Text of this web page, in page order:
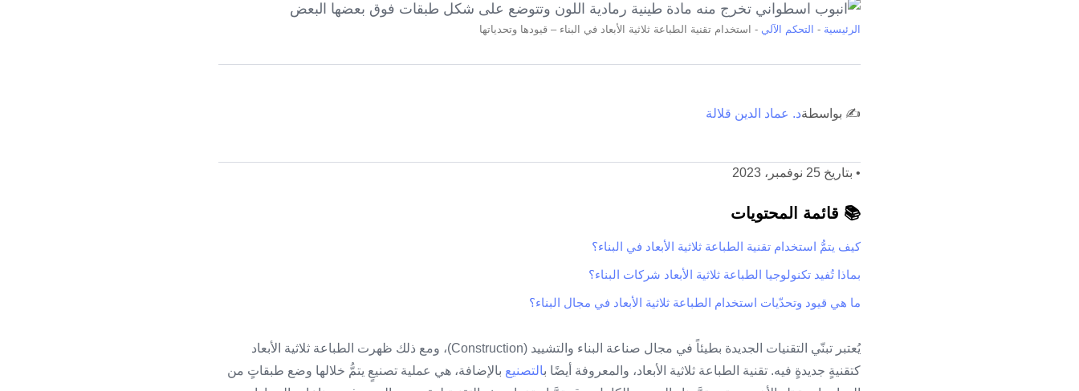
الرئيسية - التحكم الآلي - استخدام تقنية الطباعة ثلاثية الأبعاد في البناء – قيودها وتحدياتها
✍️ بواسطةد. عماد الدين قلالة
• بتاريخ 25 نوفمبر، 2023
📚 قائمة المحتويات
كيف يتمُّ استخدام تقنية الطباعة ثلاثية الأبعاد في البناء؟
بماذا تُفيد تكنولوجيا الطباعة ثلاثية الأبعاد شركات البناء؟
ما هي قيود وتحدّيات استخدام الطباعة ثلاثية الأبعاد في مجال البناء؟
يُعتبر تبنّي التقنيات الجديدة بطيئاً في مجال صناعة البناء والتشييد (Construction)، ومع ذلك ظهرت الطباعة ثلاثية الأبعاد
كتقنيةٍ جديدةٍ فيه. تقنية الطباعة ثلاثية الأبعاد، والمعروفة أيضًا بالتصنيع بالإضافة، هي عملية تصنيعٍ يتمُّ خلالها وضع طبقاتٍ من